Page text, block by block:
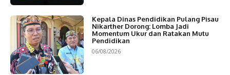
Kepala Dinas Pendidikan Pulang Pisau
Nikarther Dorong: Lomba Jadi
Momentum Ukur dan Ratakan Mutu
Pendidikan
06/08/2026